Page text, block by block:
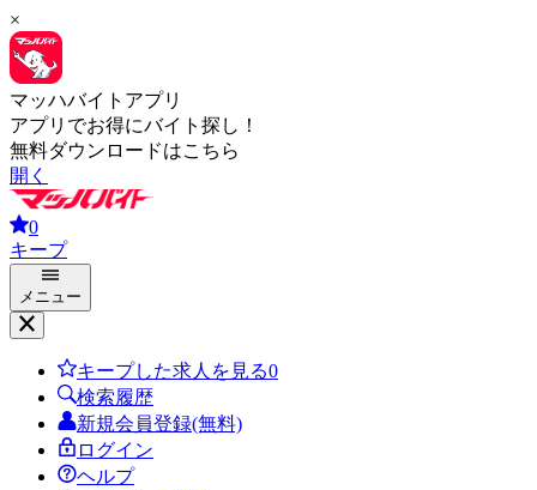
×
マッハバイトアプリ
アプリでお得にバイト探し！
無料ダウンロードはこちら
開く
0
キープ
メニュー
キープした求人を見る0
検索履歴
新規会員登録(無料)
ログイン
ヘルプ